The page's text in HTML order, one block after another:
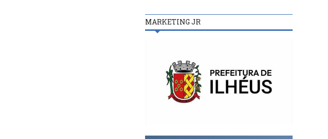
MARKETING JR